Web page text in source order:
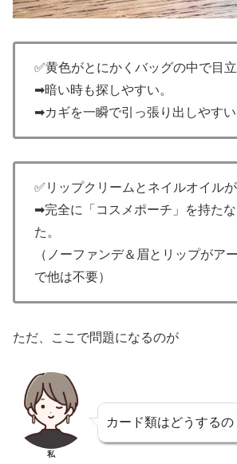
✅黄色がとにかくバッグの中で目
➡暗い時も探しやすい。
➡カギを一瞬で引っ張り出しやすい
✅リップクリームとネイルオイル
➡完全に「コスメポーチ」を持た
た。
（ノーファンデ＆眉とリップがア
で他は不要）
ただ、ここで問題になるのが
私
カード類はどうするの